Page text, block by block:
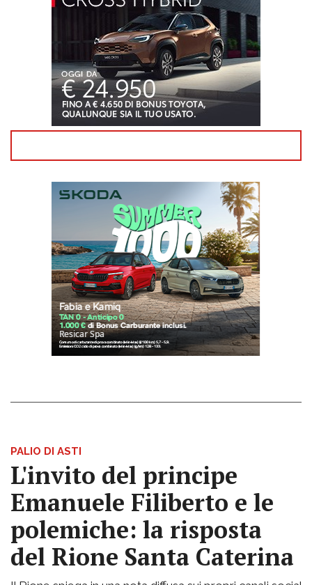
PALIO DI ASTI
L'invito del principe
Emanuele Filiberto e le
polemiche: la risposta
del Rione Santa Caterina